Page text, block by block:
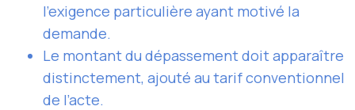
l’exigence particulière ayant motivé la
demande.
Le montant du dépassement doit apparaître
distinctement, ajouté au tarif conventionnel
de l’acte.